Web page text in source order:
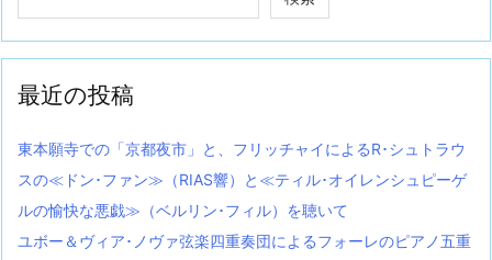
最近の投稿
東本願寺での「京都夜市」と、フリッチャイによるR･シュトラウ
スの≪ドン･ファン≫（RIAS響）と≪ティル･オイレンシュピーゲ
ルの愉快な悪戯≫（ベルリン･フィル）を聴いて
ユボー＆ヴィア･ノヴァ弦楽四重奏団によるフォーレのピアノ五重